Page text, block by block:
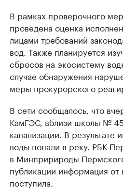
В рамках проверочного
проведена оценка
лицами требований
вод. Также планируется
сбросов на экосистему
случае обнаружения
меры прокурорского
В сети сообщалось, что
КамГЭС, вблизи школы №
канализации. В результате
воды попали в реку. РБК
в Минпририроды
публикации информация от
поступила.